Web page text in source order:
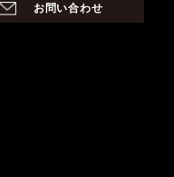
お問い合わせ